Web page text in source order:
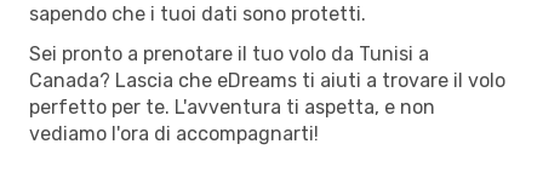
sapendo che i tuoi dati sono protetti.
Sei pronto a prenotare il tuo volo da Tunisi a
Canada? Lascia che eDreams ti aiuti a trovare il volo
perfetto per te. L'avventura ti aspetta, e non
vediamo l'ora di accompagnarti!